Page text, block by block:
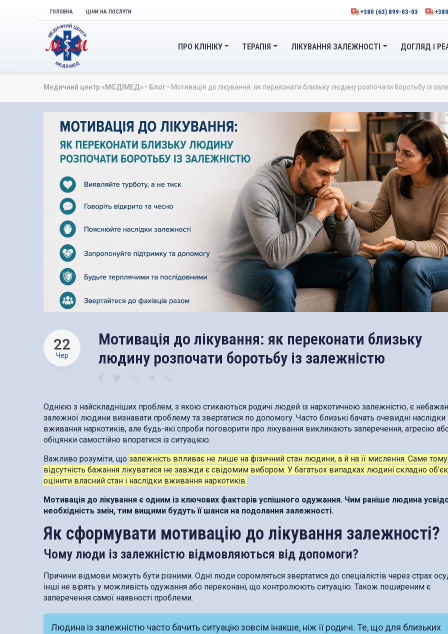
ГОЛОВНА ЦІНИ НА ПОСЛУГИ +380 (63) 899-03-03
ПРО КЛІНІКУ ТЕРАПІЯ ЛІКУВАННЯ ЗАЛЕЖНОСТІ ДОГЛЯД І
Медичний центр «МЄДІМЕД» • Блог • Мотивація до лікування: як переконати близьку людину розпочати боротьбу із
22
Чер
Мотивація до лікування: як переконати близьку
людину розпочати боротьбу із залежністю
Однією з найскладніших проблем, з якою стикаються родичі людей із наркотичною залежністю, є
залежної людини визнавати проблему та звертатися по допомогу. Часто близькі бачать очевидні наслідки
вживання наркотиків, але будь-які спроби поговорити про лікування викликають заперечення, агресію
обіцянки самостійно впоратися із ситуацією.
Важливо розуміти, що залежність впливає не лише на фізичний стан людини, а й на її мислення. Саме тому
відсутність бажання лікуватися не завжди є свідомим вибором. У багатьох випадках людині складно
оцінити власний стан і наслідки вживання наркотиків.
Мотивація до лікування є одним із ключових факторів успішного одужання. Чим раніше людина
необхідність змін, тим вищими будуть її шанси на подолання залежності.
Як сформувати мотивацію до лікування залежності?
Чому люди із залежністю відмовляються від допомоги?
Причини відмови можуть бути різними. Одні люди соромляться звертатися до спеціалістів через страх
інші не вірять у можливість одужання або переконані, що контролюють ситуацію. Також поширеним є
заперечення самої наявності проблеми.
Людина із залежністю часто бачить ситуацію зовсім інакше, ніж її родичі. Те, що для близьких